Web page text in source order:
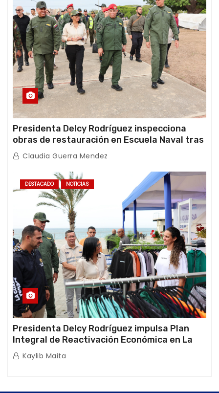
Presidenta Delcy Rodríguez inspecciona
obras de restauración en Escuela Naval tras
afectaciones sísmicas en La Guaira
Claudia Guerra Mendez
DESTACADO NOTICIAS
Presidenta Delcy Rodríguez impulsa Plan
Integral de Reactivación Económica en La
Guaira
Kaylib Maita